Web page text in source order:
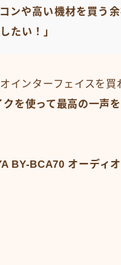
ンや高い機材を買う余
たい！」
インターフェイスを買
を使って最高の一声
BY-BCA70 オーディ